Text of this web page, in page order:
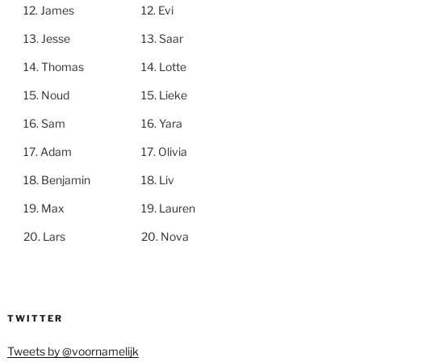
James
Jesse
Thomas
Noud
Sam
Adam
Benjamin
Max
Lars
Evi
Saar
Lotte
Lieke
Yara
Olivia
Liv
Lauren
Nova
TWITTER
Tweets by @voornamelijk